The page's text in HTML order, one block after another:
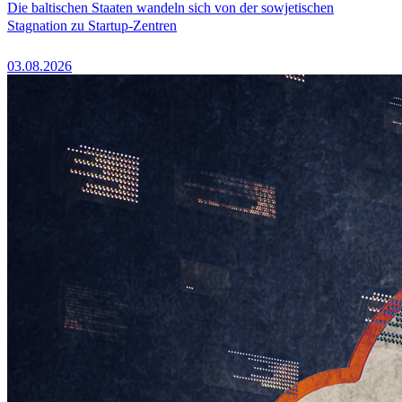
Die baltischen Staaten wandeln sich von der sowjetischen
Stagnation zu Startup-Zentren
03.08.2026